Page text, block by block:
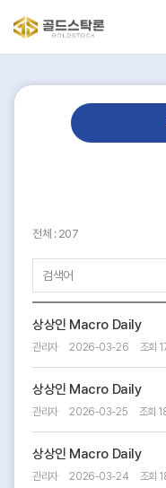
전체 : 207
상상인 Macro Daily
관리자 2026-03-26 조회
상상인 Macro Daily
관리자 2026-03-25 조회
상상인 Macro Daily
관리자 2026-03-24 조회